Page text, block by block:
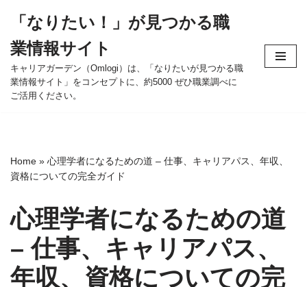
ン
テ
ン
ツ
ッ
プ
「なりたい！」が見つかる職
業情報サイト
キャリアガーデン（Omlogi）は、「なりたいが見つかる職
業情報サイト」をコンセプトに、約5000 ぜひ職業調べに
ご活用ください。
Home » 心理学者になるための道 – 仕事、キャリアパス、年収、
資格についての完全ガイド
心理学者になるための道
– 仕事、キャリアパス、
年収、資格についての完